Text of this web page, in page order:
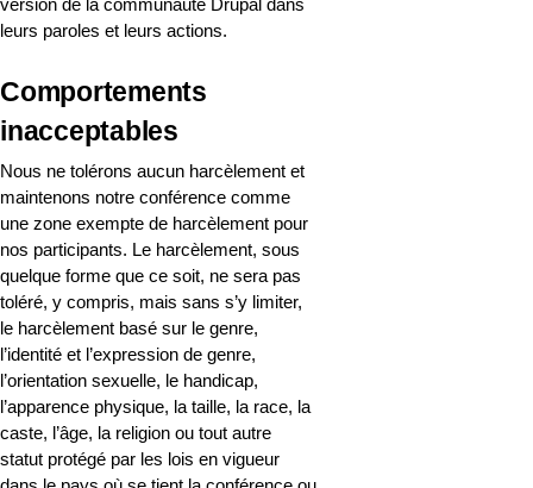
version de la communauté Drupal dans
leurs paroles et leurs actions.
Comportements
inacceptables
Nous ne tolérons aucun harcèlement et
maintenons notre conférence comme
une zone exempte de harcèlement pour
nos participants. Le harcèlement, sous
quelque forme que ce soit, ne sera pas
toléré, y compris, mais sans s’y limiter,
le harcèlement basé sur le genre,
l’identité et l’expression de genre,
l’orientation sexuelle, le handicap,
l’apparence physique, la taille, la race, la
caste, l’âge, la religion ou tout autre
statut protégé par les lois en vigueur